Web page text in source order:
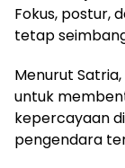
Fokus, postur,
tetap
Menurut
untuk
kepercayaan
pengendara